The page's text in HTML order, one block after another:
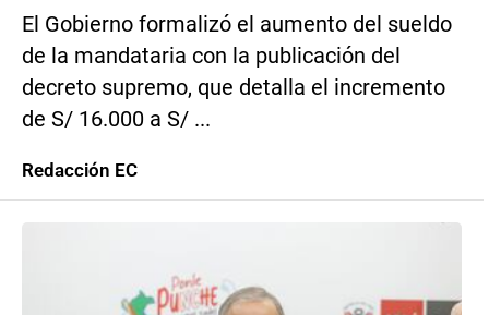
El Gobierno formalizó el aumento del sueldo
de la mandataria con la publicación del
decreto supremo, que detalla el incremento
de S/ 16.000 a S/ ...
Redacción EC